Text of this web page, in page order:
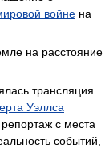
войне на
на расстояние
трансляция
Уэллса
с места
событий,